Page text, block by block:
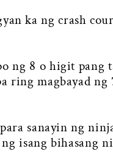
ka ng crash
ng 8 o higit pang
ring magbayad ng
sanayin ng
isang bihasang